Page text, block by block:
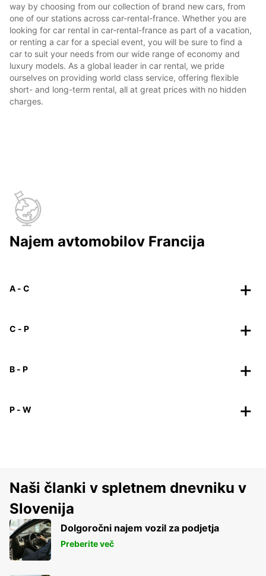
way by choosing from our collection of brand new cars, from
one of our stations across car-rental-france. Whether you are
looking for car rental in car-rental-france as part of a vacation,
or renting a car for a special event, you will be sure to find a
car to suit your needs from our wide range of economy and
luxury models. As a global leader in car rental, we pride
ourselves on providing world class service, offering flexible
short- and long-term rental, all at great prices with no hidden
charges.
Najem avtomobilov Francija
A - C
C - P
B - P
P - W
Naši članki v spletnem dnevniku v
Slovenija
Dolgoročni najem vozil za podjetja
Preberite več